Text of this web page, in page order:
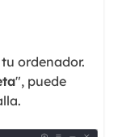
ordenador.
", puede